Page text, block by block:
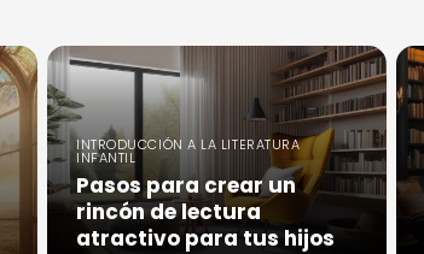
INTRODUCCIÓN A LA LITERATURA
INFANTIL
Pasos para crear un
rincón de lectura
atractivo para tus hijos